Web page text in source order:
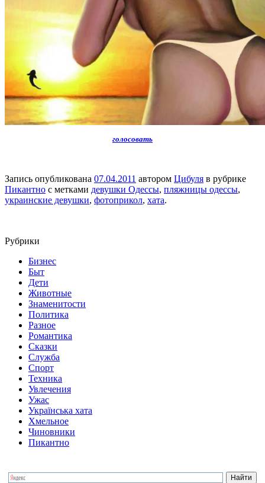
голосовать
Запись опубликована 07.04.2011 автором Цибуля в рубрике
Пикантно с метками девушки Одессы, пляжницы одессы,
украинские девушки, фотоприкол, хата.
Рубрики
Бизнес
Быт
Дети
Животные
Знаменитости
Политика
Разное
Романтика
Сказки
Служба
Спорт
Техника
Увлечения
Ужас
Українська хата
Хмельное
Чиновники
Пикантно